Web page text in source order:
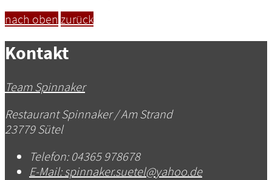
nach oben zurück
Kontakt
Team Spinnaker
Restaurant Spinnaker / Am Strand
23779 Sütel
Telefon: 04365 978678
E-Mail:spinnaker.suetel@yahoo.de